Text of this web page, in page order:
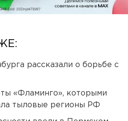
рассказали о борьбе с
«Фламинго», которыми
тыловые регионы РФ